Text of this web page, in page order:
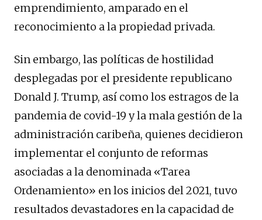
emprendimiento, amparado en el
reconocimiento a la propiedad privada.
Sin embargo, las políticas de hostilidad
desplegadas por el presidente republicano
Donald J. Trump, así como los estragos de la
pandemia de covid-19 y la mala gestión de la
administración caribeña, quienes decidieron
implementar el conjunto de reformas
asociadas a la denominada «Tarea
Ordenamiento» en los inicios del 2021, tuvo
resultados devastadores en la capacidad de